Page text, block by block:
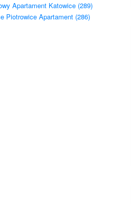
Apartament Katowice (289)
Piotrowice Apartament (286)